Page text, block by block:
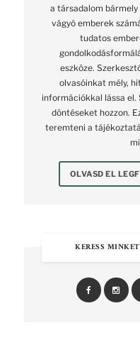
a társadalom
vágyó emberek
tudatos
eszköze.
olvasóinkat mély,
információkkal lássa el.
döntéseket hozzon.
teremteni a
OLVASD EL
KERESS